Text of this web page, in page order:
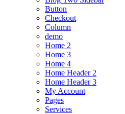
Button
Checkout
Column
demo
Home 2
Home 3
Home 4
Home Header 2
Home Header 3
My Account
Pages
Services